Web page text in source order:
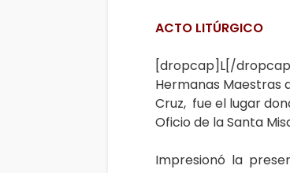
ACTO LITÚRGICO
[dropcap]L[/
Hermanas Maestras
Cruz, fue el lugar
Oficio de la Santa
Impresionó la